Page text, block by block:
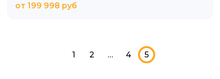
от 199 998 руб
1 2 … 4 5